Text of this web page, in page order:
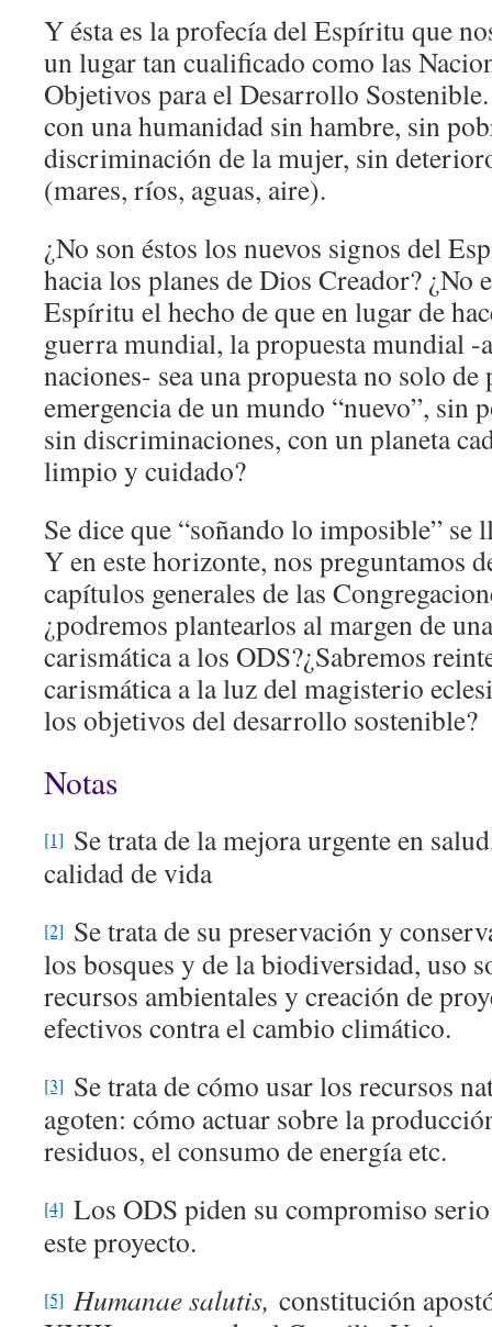
Y ésta es la profecía del Espíritu que
un lugar tan cualificado como las
Objetivos para el Desarrollo
con una humanidad sin hambre, sin
discriminación de la mujer, sin
(mares, ríos, aguas, aire).
¿No son éstos los nuevos signos del
hacia los planes de Dios Creador? ¿No
Espíritu el hecho de que en lugar de
guerra mundial, la propuesta mundial -
naciones- sea una propuesta no solo de
emergencia de un mundo “nuevo”, sin
sin discriminaciones, con un planeta
limpio y cuidado?
Se dice que “soñando lo imposible” se
Y en este horizonte, nos preguntamos
capítulos generales de las
¿podremos plantearlos al margen de
carismática a los ODS?¿Sabremos
carismática a la luz del magisterio
los objetivos del desarrollo sostenible?
Notas
[1] Se trata de la mejora urgente en
calidad de vida
[2] Se trata de su preservación y
los bosques y de la biodiversidad, uso
recursos ambientales y creación de
efectivos contra el cambio climático.
[3] Se trata de cómo usar los recursos
agoten: cómo actuar sobre la
residuos, el consumo de energía etc.
[4] Los ODS piden su compromiso
este proyecto.
[5] Humanae salutis, constitución